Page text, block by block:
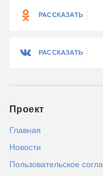
РАССКАЗАТЬ
РАССКАЗАТЬ
Проект
Главная
Новости
Пользовательское